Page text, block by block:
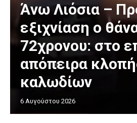
Άνω Λιόσια –
εξιχνίαση ο
72χρονου: στο
απόπειρα
καλωδίων
6 Αυγούστου 2026